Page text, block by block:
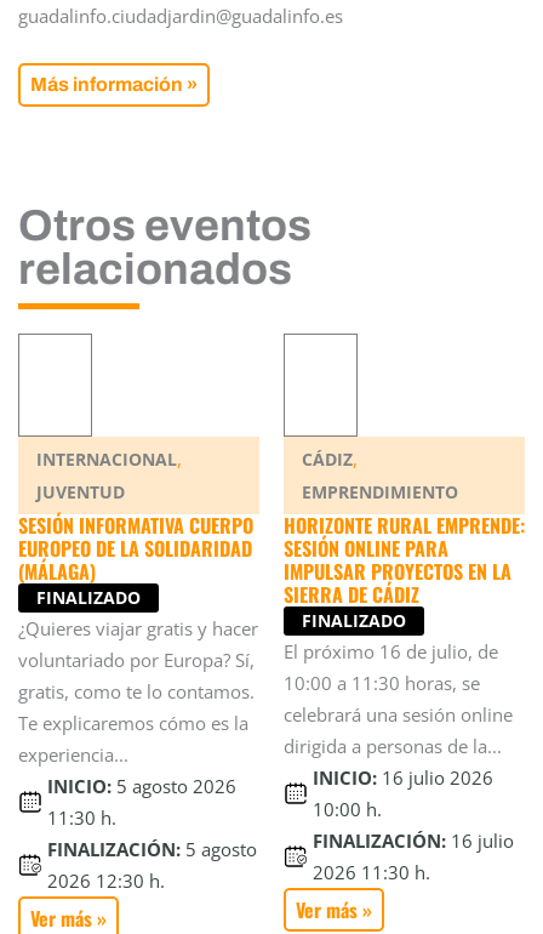
guadalinfo.ciudadjardin@guadalinfo.es
Más información »
Otros eventos
relacionados
INTERNACIONAL,
JUVENTUD
SESIÓN INFORMATIVA CUERPO
EUROPEO DE LA SOLIDARIDAD
(MÁLAGA)
FINALIZADO
¿Quieres viajar gratis y hacer
voluntariado por Europa? Sí,
gratis, como te lo contamos.
Te explicaremos cómo es la
experiencia...
INICIO: 5 agosto 2026
11:30 h.
FINALIZACIÓN: 5 agosto
2026 12:30 h.
Ver más »
CÁDIZ,
EMPRENDIMIENTO
HORIZONTE RURAL EMPRENDE:
SESIÓN ONLINE PARA
IMPULSAR PROYECTOS EN LA
SIERRA DE CÁDIZ
FINALIZADO
El próximo 16 de julio, de
10:00 a 11:30 horas, se
celebrará una sesión online
dirigida a personas de la...
INICIO: 16 julio 2026
10:00 h.
FINALIZACIÓN: 16 julio
2026 11:30 h.
Ver más »